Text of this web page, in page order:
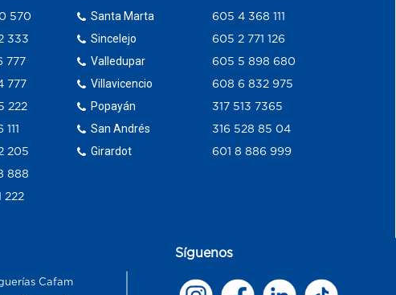
570
333
777
777
222
205
888
222
Santa Marta
Sincelejo
Valledupar
Villavicencio
Popayán
San Andrés
Girardot
605 4 368 111
605 2 771 126
605 5 898 680
608 6 832 975
317 513 7365
316 528 85 04
601 8 886 999
Cafam
Síguenos